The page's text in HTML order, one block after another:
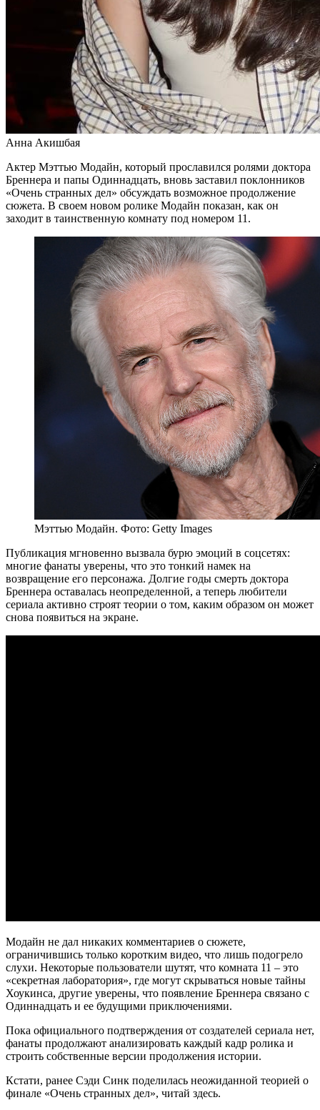
Анна Акишбая
Актер Мэттью Модайн, который прославился ролями доктора
Бреннера и папы Одиннадцать, вновь заставил поклонников
«Очень странных дел» обсуждать возможное продолжение
сюжета. В своем новом ролике Модайн показан, как он
заходит в таинственную комнату под номером 11.
Мэттью Модайн. Фото: Getty Images
Публикация мгновенно вызвала бурю эмоций в соцсетях:
многие фанаты уверены, что это тонкий намек на
возвращение его персонажа. Долгие годы смерть доктора
Бреннера оставалась неопределенной, а теперь любители
сериала активно строят теории о том, каким образом он может
снова появиться на экране.
Модайн не дал никаких комментариев о сюжете,
ограничившись только коротким видео, что лишь подогрело
слухи. Некоторые пользователи шутят, что комната 11 – это
«секретная лаборатория», где могут скрываться новые тайны
Хоукинса, другие уверены, что появление Бреннера связано с
Одиннадцать и ее будущими приключениями.
Пока официального подтверждения от создателей сериала нет,
фанаты продолжают анализировать каждый кадр ролика и
строить собственные версии продолжения истории.
Кстати, ранее Сэди Синк поделилась неожиданной теорией о
финале «Очень странных дел», читай здесь.